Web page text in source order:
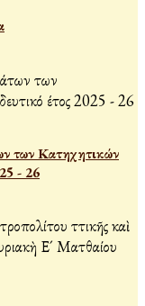
των Κατηχητικών
- 26